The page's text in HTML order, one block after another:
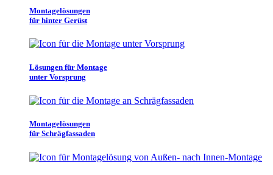
Montagelösungen
für hinter Gerüst
Lösungen für Montage
unter Vorsprung
Montagelösungen
für Schrägfassaden